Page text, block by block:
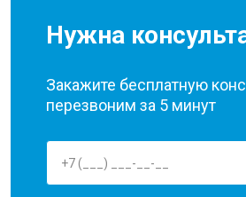
Нужна
Закажите бесплатную
перезвоним за 5 минут